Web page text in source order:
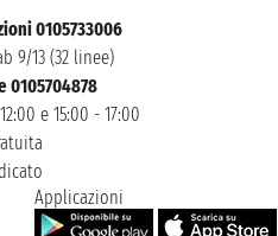
0105733006
9/13 (32 linee)
0105704878
e 15:00 - 17:00
Applicazioni